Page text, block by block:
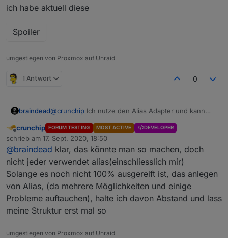
ich habe aktuell diese
Spoiler
umgestiegen von Proxmox auf Unraid
1 Antwort 0
braindead@crunchip Ich nutze den Alias Adapter und kann
jarvis noch etwas machen muss. Ehrlich gesagt lag
darauf auch mein Fokus beim Testen und
nerven.
Offline
crunchip FORUM TESTING MOST ACTIVE DEVELOPER
schrieb am 17. Sept. 2020, 18:50
zuletzt editiert von
@braindead klar, das könnte man so machen, doch
nicht jeder verwendet alias(einschliesslich mir)
Solange es noch nicht 100% ausgereift ist, das anlegen
von Alias, (da mehrere Möglichkeiten und einige
Probleme auftauchen), halte ich davon Abstand und lass
meine Struktur erst mal so
umgestiegen von Proxmox auf Unraid